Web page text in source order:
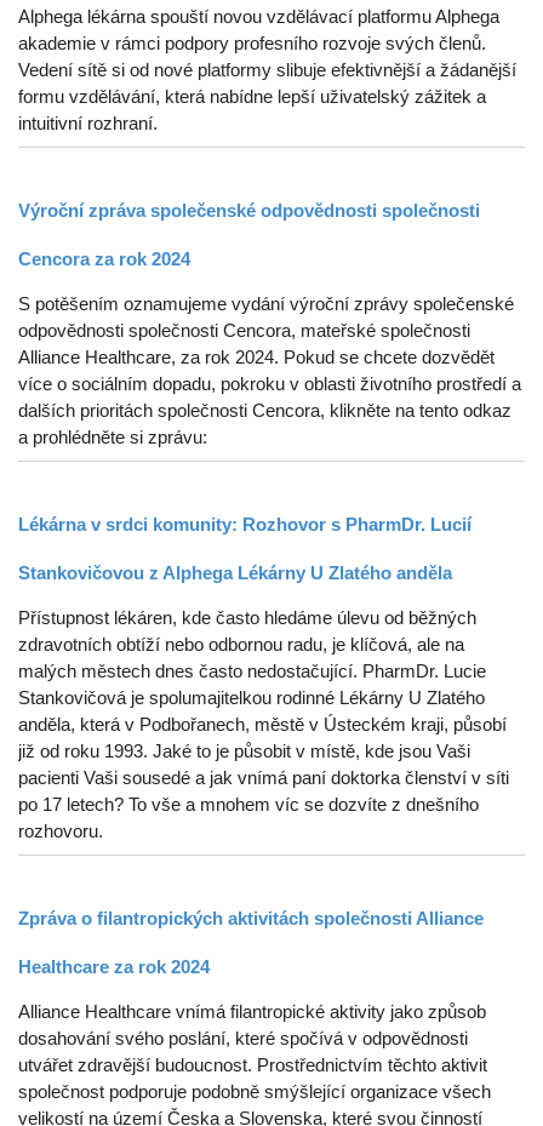
Alphega lékárna spouští novou vzdělávací platformu Alphega
akademie v rámci podpory profesního rozvoje svých členů.
Vedení sítě si od nové platformy slibuje efektivnější a žádanější
formu vzdělávání, která nabídne lepší uživatelský zážitek a
intuitivní rozhraní.
Výroční zpráva společenské odpovědnosti společnosti
Cencora za rok 2024
S potěšením oznamujeme vydání výroční zprávy společenské
odpovědnosti společnosti Cencora, mateřské společnosti
Alliance Healthcare, za rok 2024. Pokud se chcete dozvědět
více o sociálním dopadu, pokroku v oblasti životního prostředí a
dalších prioritách společnosti Cencora, klikněte na tento odkaz
a prohlédněte si zprávu:
Lékárna v srdci komunity: Rozhovor s PharmDr. Lucií
Stankovičovou z Alphega Lékárny U Zlatého anděla
Přístupnost lékáren, kde často hledáme úlevu od běžných
zdravotních obtíží nebo odbornou radu, je klíčová, ale na
malých městech dnes často nedostačující. PharmDr. Lucie
Stankovičová je spolumajitelkou rodinné Lékárny U Zlatého
anděla, která v Podbořanech, městě v Ústeckém kraji, působí
již od roku 1993. Jaké to je působit v místě, kde jsou Vaši
pacienti Vaši sousedé a jak vnímá paní doktorka členství v síti
po 17 letech? To vše a mnohem víc se dozvíte z dnešního
rozhovoru.
Zpráva o filantropických aktivitách společnosti Alliance
Healthcare za rok 2024
Alliance Healthcare vnímá filantropické aktivity jako způsob
dosahování svého poslání, které spočívá v odpovědnosti
utvářet zdravější budoucnost. Prostřednictvím těchto aktivit
společnost podporuje podobně smýšlející organizace všech
velikostí na území Česka a Slovenska, které svou činností